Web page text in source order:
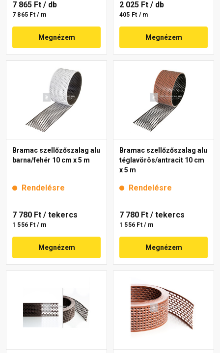
7 865 Ft / db
7 865 Ft / m
Megnézem
2 025 Ft / db
405 Ft / m
Megnézem
Bramac szellőzőszalag alu
barna/fehér 10 cm x 5 m
Rendelésre
7 780 Ft / tekercs
1 556 Ft / m
Megnézem
Bramac szellőzőszalag alu
téglavörös/antracit 10 cm
x 5 m
Rendelésre
7 780 Ft / tekercs
1 556 Ft / m
Megnézem